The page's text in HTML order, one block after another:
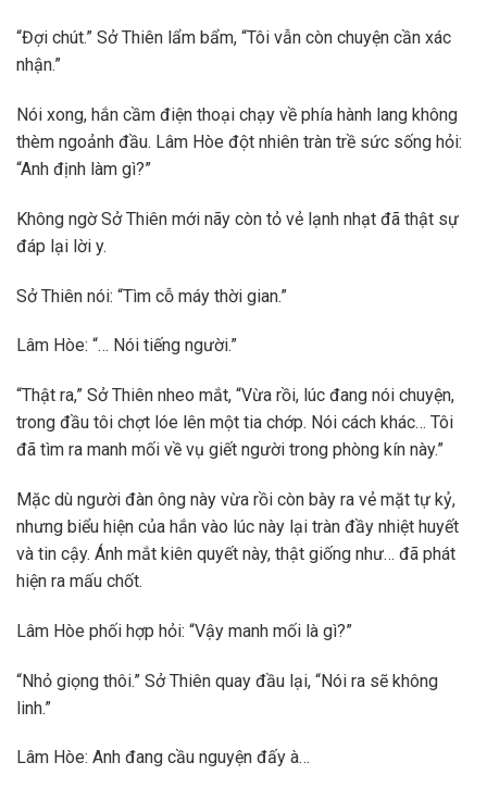
“Đợi chút.” Sở Thiên lẩm bẩm, “Tôi vẫn còn chuyện cần xác
nhận.”
Nói xong, hắn cầm điện thoại chạy về phía hành lang không
thèm ngoảnh đầu. Lâm Hòe đột nhiên tràn trề sức sống hỏi:
“Anh định làm gì?”
Không ngờ Sở Thiên mới nãy còn tỏ vẻ lạnh nhạt đã thật sự
đáp lại lời y.
Sở Thiên nói: “Tìm cỗ máy thời gian.”
Lâm Hòe: “… Nói tiếng người.”
“Thật ra,” Sở Thiên nheo mắt, “Vừa rồi, lúc đang nói chuyện,
trong đầu tôi chợt lóe lên một tia chớp. Nói cách khác… Tôi
đã tìm ra manh mối về vụ giết người trong phòng kín này.”
Mặc dù người đàn ông này vừa rồi còn bày ra vẻ mặt tự kỷ,
nhưng biểu hiện của hắn vào lúc này lại tràn đầy nhiệt huyết
và tin cậy. Ánh mắt kiên quyết này, thật giống như… đã phát
hiện ra mấu chốt.
Lâm Hòe phối hợp hỏi: “Vậy manh mối là gì?”
“Nhỏ giọng thôi.” Sở Thiên quay đầu lại, “Nói ra sẽ không
linh.”
Lâm Hòe: Anh đang cầu nguyện đấy à…